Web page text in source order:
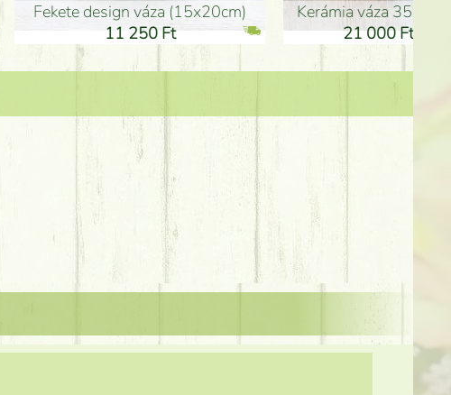
Kerámia váza 35*21cm
21 000 Ft
ballagó fiú fa betűző
1 300 Ft